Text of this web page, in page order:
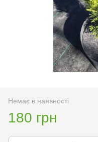
Немає в наявності
180 грн